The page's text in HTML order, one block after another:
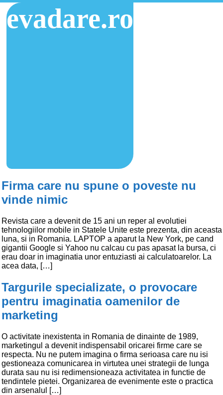
evadare.ro
Firma care nu spune o poveste nu
vinde nimic
Revista care a devenit de 15 ani un reper al evolutiei
tehnologiilor mobile in Statele Unite este prezenta, din aceasta
luna, si in Romania. LAPTOP a aparut la New York, pe cand
gigantii Google si Yahoo nu calcau cu pas apasat la bursa, ci
erau doar in imaginatia unor entuziasti ai calculatoarelor. La
acea data, […]
Targurile specializate, o provocare
pentru imaginatia oamenilor de
marketing
O activitate inexistenta in Romania de dinainte de 1989,
marketingul a devenit indispensabil oricarei firme care se
respecta. Nu ne putem imagina o firma serioasa care nu isi
gestioneaza comunicarea in virtutea unei strategii de lunga
durata sau nu isi redimensioneaza activitatea in functie de
tendintele pietei. Organizarea de evenimente este o practica
din arsenalul […]